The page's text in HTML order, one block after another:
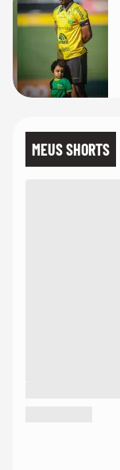
MEUS SHORTS